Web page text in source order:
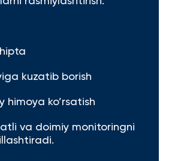
kuzatib borish
himoya ko’rsatish
va doimiy monitoringni